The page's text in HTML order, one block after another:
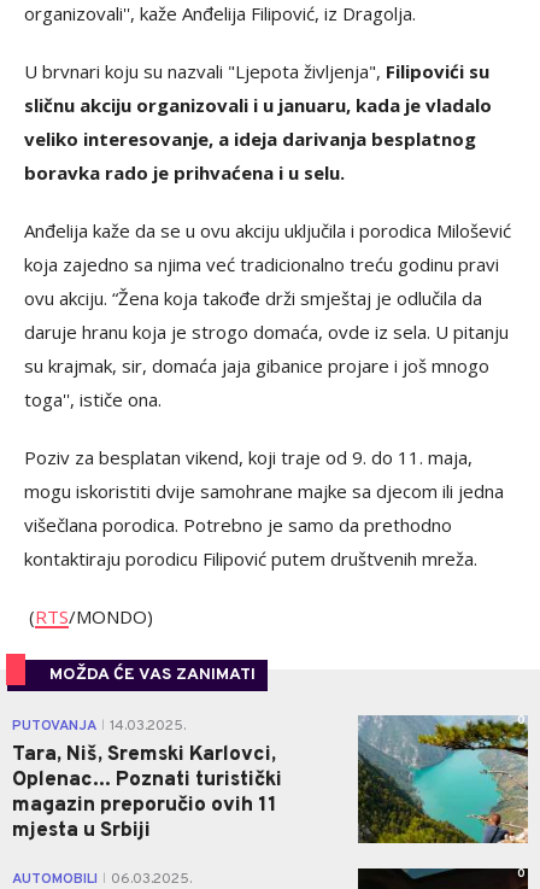
organizovali'', kaže Anđelija Filipović, iz Dragolja.
U brvnari koju su nazvali "Ljepota življenja", Filipovići su
sličnu akciju organizovali i u januaru, kada je vladalo
veliko interesovanje, a ideja darivanja besplatnog
boravka rado je prihvaćena i u selu.
Anđelija kaže da se u ovu akciju uključila i porodica Milošević
koja zajedno sa njima već tradicionalno treću godinu pravi
ovu akciju. “Žena koja takođe drži smještaj je odlučila da
daruje hranu koja je strogo domaća, ovde iz sela. U pitanju
su krajmak, sir, domaća jaja gibanice projare i još mnogo
toga'', ističe ona.
Poziv za besplatan vikend, koji traje od 9. do 11. maja,
mogu iskoristiti dvije samohrane majke sa djecom ili jedna
višečlana porodica. Potrebno je samo da prethodno
kontaktiraju porodicu Filipović putem društvenih mreža.
(RTS/MONDO)
MOŽDA ĆE VAS ZANIMATI
PUTOVANJA 14.03.2025.
Tara, Niš, Sremski Karlovci,
Oplenac... Poznati turistički
magazin preporučio ovih 11
mjesta u Srbiji
0
AUTOMOBILI 06.03.2025. 0